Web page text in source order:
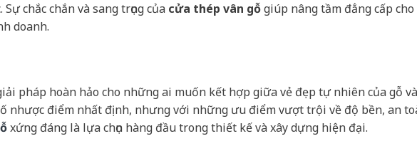
chắc chắn và sang trọng của cửa thép vân gỗgiúp nâng tầm đẳng cấp cho
doanh.
pháp hoàn hảo cho những ai muốn kết hợp giữa vẻ đẹp tự nhiên của gỗ
nhược điểm nhất định, nhưng với những ưu điểm vượt trội về độ bền, an
xứng đáng là lựa chọn hàng đầu trong thiết kế và xây dựng hiện đại.